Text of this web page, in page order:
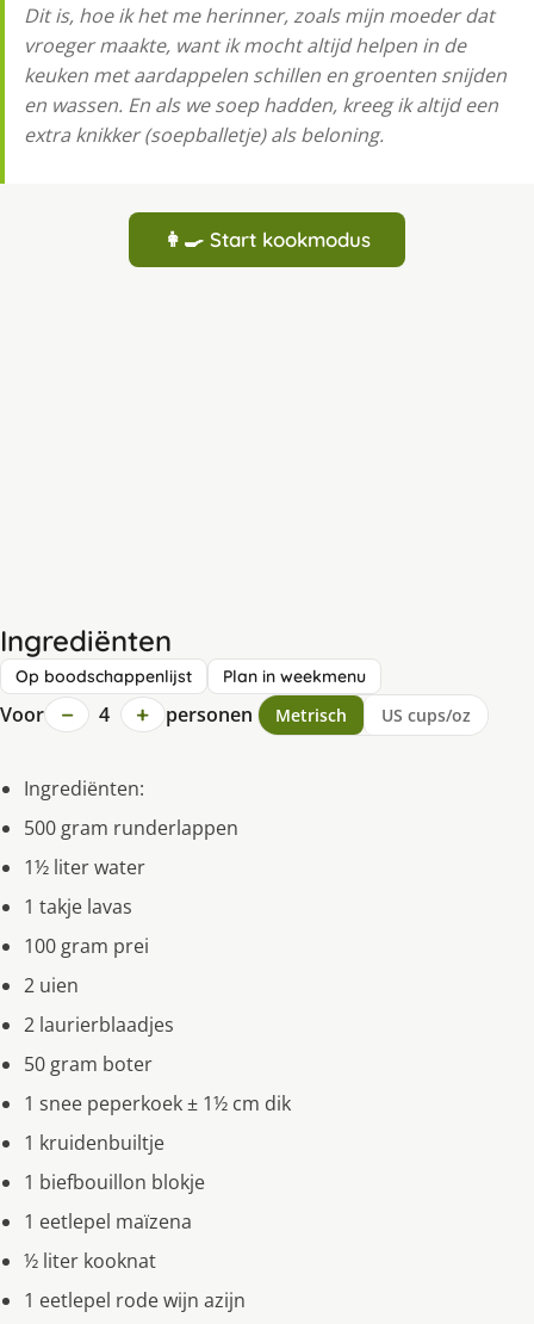
Dit is, hoe ik het me herinner, zoals mijn moeder dat
vroeger maakte, want ik mocht altijd helpen in de
keuken met aardappelen schillen en groenten snijden
en wassen. En als we soep hadden, kreeg ik altijd een
extra knikker (soepballetje) als beloning.
👩‍🍳 Start kookmodus
Ingrediënten
Op boodschappenlijst Plan in weekmenu
Voor − 4 + personen Metrisch US cups/oz
Ingrediënten:
500 gram runderlappen
1½ liter water
1 takje lavas
100 gram prei
2 uien
2 laurierblaadjes
50 gram boter
1 snee peperkoek ± 1½ cm dik
1 kruidenbuiltje
1 biefbouillon blokje
1 eetlepel maïzena
½ liter kooknat
1 eetlepel rode wijn azijn